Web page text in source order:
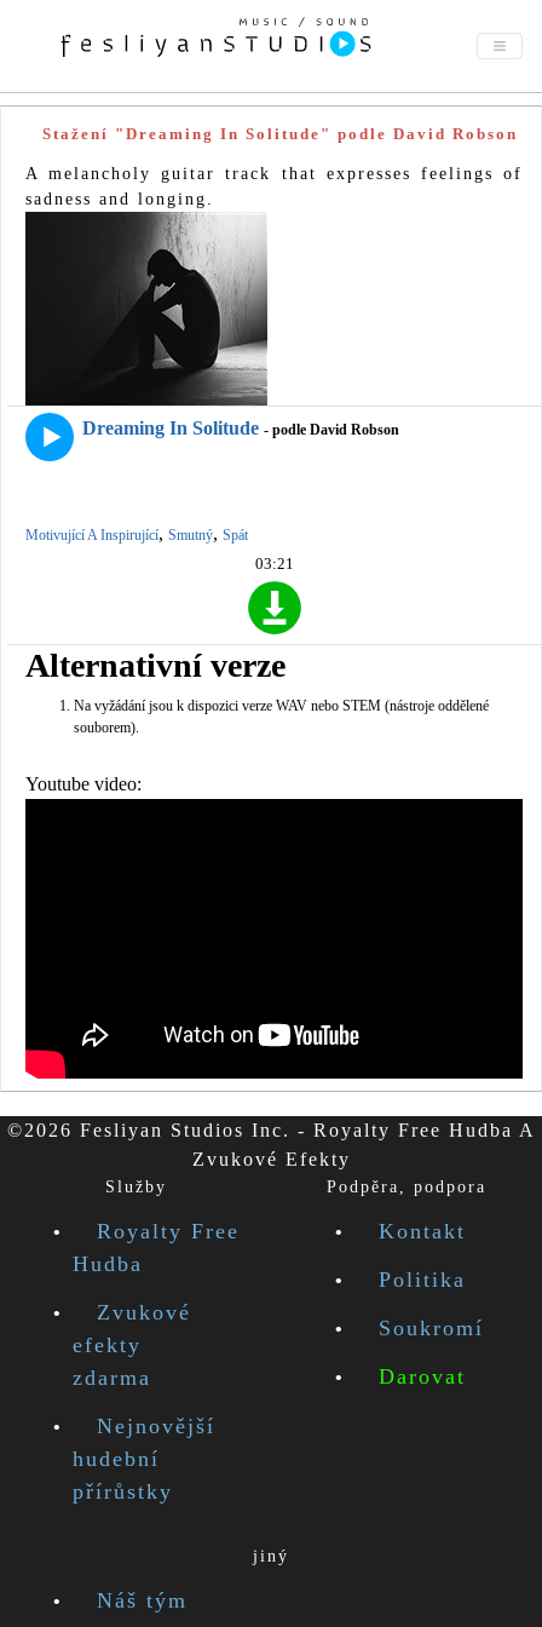
Stažení "Dreaming In Solitude" podle David Robson
A melancholy guitar track that expresses feelings of
sadness and longing.
Dreaming In Solitude - podle David Robson
Motivující A Inspirující, Smutný, Spát
03:21
Alternativní verze
Na vyžádání jsou k dispozici verze WAV nebo STEM (nástroje oddělené
souborem).
Youtube video:
©2026 Fesliyan Studios Inc. - Royalty Free Hudba A
Zvukové Efekty
Služby
Royalty Free
Hudba
Zvukové
efekty
zdarma
Nejnovější
hudební
přírůstky
Podpěra, podpora
Kontakt
Politika
Soukromí
Darovat
jiný
Náš tým